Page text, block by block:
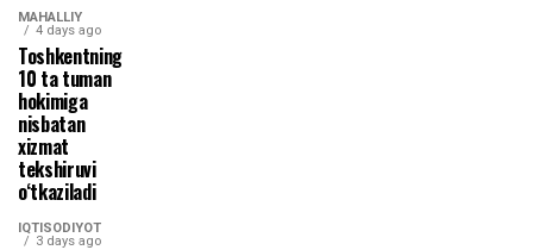
MAHALLIY
4 days ago
Toshkentning
10 ta tuman
hokimiga
nisbatan
xizmat
tekshiruvi
o‘tkaziladi
IQTISODIYOT
3 days ago